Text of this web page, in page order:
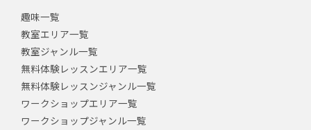
趣味一覧
教室エリア一覧
教室ジャンル一覧
無料体験レッスンエリア一覧
無料体験レッスンジャンル一覧
ワークショップエリア一覧
ワークショップジャンル一覧